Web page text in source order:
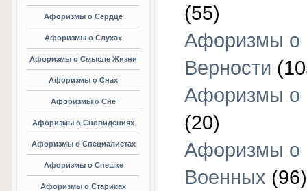
Афоризмы о Сердце
Афоризмы о Слухах
Афоризмы о Смысле Жизни
Афоризмы о Снах
Афоризмы о Сне
Афоризмы о Сновидениях
Афоризмы о Специалистах
Афоризмы о Спешке
Афоризмы о Стариках
(55)
Афоризмы о
Верности
Афоризмы о
(20)
Афоризмы о
Военных (96)